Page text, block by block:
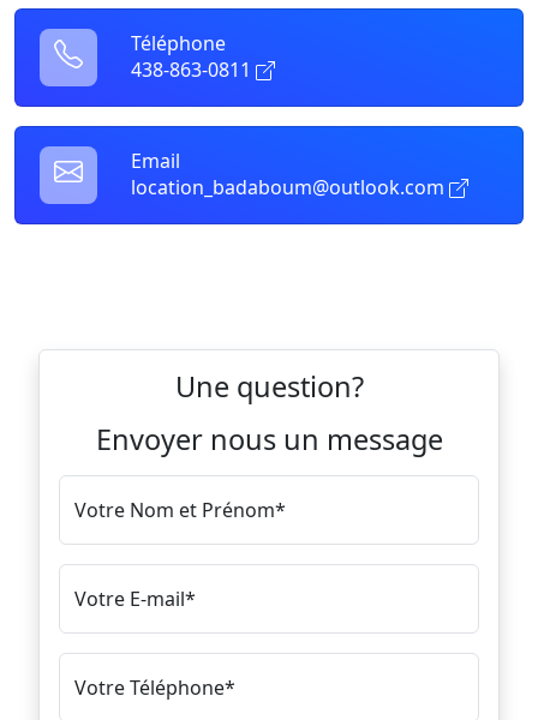
Téléphone
438-863-0811
Email
location_badaboum@outlook.com
Une question?
Envoyer nous un message
Votre Nom et Prénom*
Votre E-mail*
Votre Téléphone*